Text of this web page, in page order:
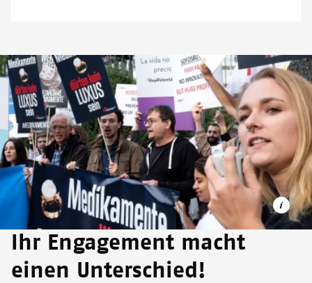
Image
Ihr Engagement macht
einen Unterschied!